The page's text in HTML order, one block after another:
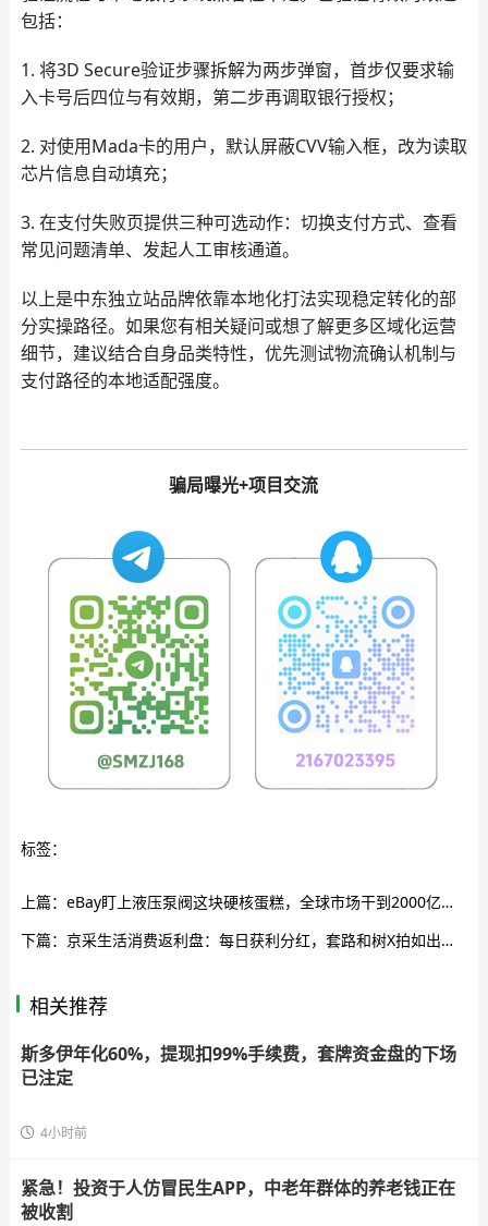
包括：
1. 将3D Secure验证步骤拆解为两步弹窗，首步仅要求输
入卡号后四位与有效期，第二步再调取银行授权；
2. 对使用Mada卡的用户，默认屏蔽CVV输入框，改为读取
芯片信息自动填充；
3. 在支付失败页提供三种可选动作：切换支付方式、查看
常见问题清单、发起人工审核通道。
以上是中东独立站品牌依靠本地化打法实现稳定转化的部
分实操路径。如果您有相关疑问或想了解更多区域化运营
细节，建议结合自身品类特性，优先测试物流确认机制与
支付路径的本地适配强度。
骗局曝光+项目交流
标签：
上篇： eBay盯上液压泵阀这块硬核蛋糕，全球市场干到2000亿美金！
下篇： 京采生活消费返利盘：每日获利分红，套路和树X拍如出一辙
相关推荐
斯多伊年化60%，提现扣99%手续费，套牌资金盘的下场
已注定
4小时前
紧急！投资于人仿冒民生APP，中老年群体的养老钱正在
被收割